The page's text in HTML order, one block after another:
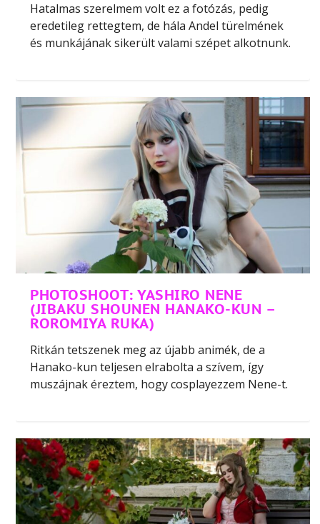
Hatalmas szerelmem volt ez a fotózás, pedig
eredetileg rettegtem, de hála Andel türelmének
és munkájának sikerült valami szépet alkotnunk.
PHOTOSHOOT: YASHIRO NENE
(JIBAKU SHOUNEN HANAKO-KUN –
ROROMIYA RUKA)
Ritkán tetszenek meg az újabb animék, de a
Hanako-kun teljesen elrabolta a szívem, így
muszájnak éreztem, hogy cosplayezzem Nene-t.